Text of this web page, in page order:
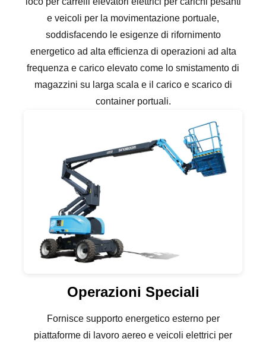
e veicoli per la movimentazione portuale,
soddisfacendo le esigenze di rifornimento
energetico ad alta efficienza di operazioni ad alta
frequenza e carico elevato come lo smistamento di
magazzini su larga scala e il carico e scarico di
container portuali.
Operazioni Speciali
Fornisce supporto energetico esterno per
piattaforme di lavoro aereo e veicoli elettrici per